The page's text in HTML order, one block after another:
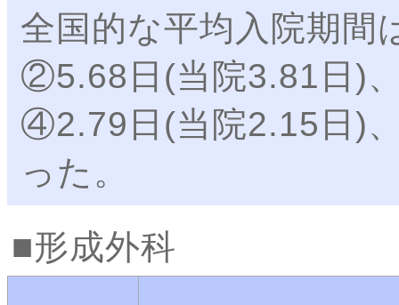
全国的な平均入院期
②5.68日(当院3.81日)
④2.79日(当院2.15日)
った。
形成外科